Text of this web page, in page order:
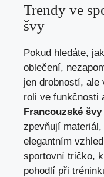
Trendy ve
švy
Pokud hledáte,
oblečení,
jen drobností,
roli ve funkčnosti
Francouzské švy
zpevňují
elegantním
sportovní tričko,
pohodlí při